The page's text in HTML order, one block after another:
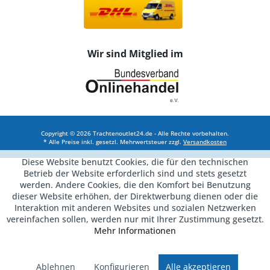
Wir sind Mitglied im
Copyright © 2026 Trachtenoutlet24.de - Alle Rechte vorbehalten.
* Alle Preise inkl. gesetzl. Mehrwertsteuer zzgl. Versandkosten
Diese Website benutzt Cookies, die für den technischen
Betrieb der Website erforderlich sind und stets gesetzt
werden. Andere Cookies, die den Komfort bei Benutzung
dieser Website erhöhen, der Direktwerbung dienen oder die
Interaktion mit anderen Websites und sozialen Netzwerken
vereinfachen sollen, werden nur mit Ihrer Zustimmung gesetzt.
Mehr Informationen
Ablehnen Konfigurieren Alle akzeptieren